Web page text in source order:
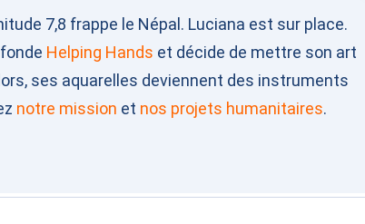
7,8 frappe le Népal. Luciana est sur place.
Helping Hands et décide de mettre son art
ses aquarelles deviennent des instruments
notre mission et nos projets humanitaires.